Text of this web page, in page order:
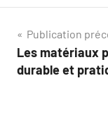
de
Publication
Les matériaux
durable et